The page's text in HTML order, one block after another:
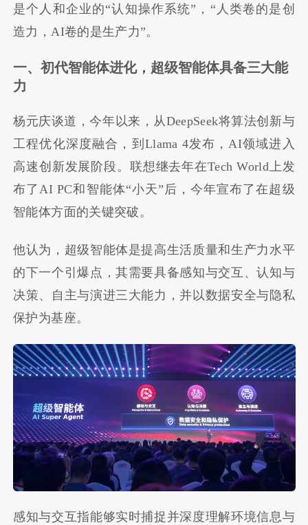
是个人和企业的“认知操作系统” ，“人类卷的是创
造力，AI卷的是生产力”。
一、初代智能体进化，超级智能体具备三大能
力
杨元庆谈道，今年以来，从DeepSeek将算法创新与
工程优化深度融合，到 Llama 4发布，AI领域进入
高速创新发展阶段。联想继去年在Tech World上发
布了AI PC和智能体“小天”后，今年宣布了在超级
智能体方面的关键突破。
他认为，超级智能体是提高生活质量和生产力水平
的下一个引爆点，其需要具备感知与交互、认知与
决策、自主与演进三大能力，并以数据安全与隐私
保护为基座。
感知与交互指能够实时捕捉并深度理解环境信息与